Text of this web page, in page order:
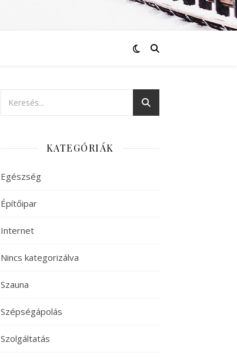
KATEGÓRIÁK
Egészség
Építőipar
Internet
Nincs kategorizálva
Szauna
Szépségápolás
Szolgáltatás